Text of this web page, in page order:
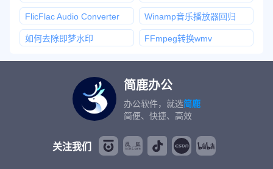
FlicFlac Audio Converter Winamp音乐播放器回归
如何去除即梦水印 FFmpeg转换wmv
简鹿办公
办公软件，就选简鹿
简便、快捷、高效
关注我们